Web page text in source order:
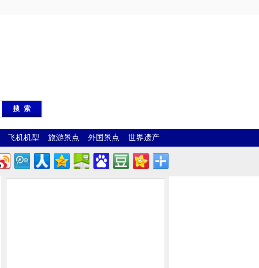
飞机机型 旅游景点 外国景点 世界遗产